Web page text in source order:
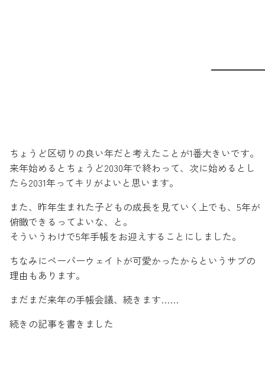
ちょうど区切りの良い年だと考えたことが1番大きいです。
来年始めるとちょうど2030年で終わって、次に始めるとし
たら2031年ってキリがよいと思います。
また、昨年生まれた子どもの成長を見ていく上でも、5年が
俯瞰できるってよいな、と。
そういうわけで5年手帳をお迎えすることにしました。
ちなみにペーパーウェイトが可愛かったからというサブの
理由もあります。
まだまだ来年の手帳会議、続きます……
続きの記事を書きました